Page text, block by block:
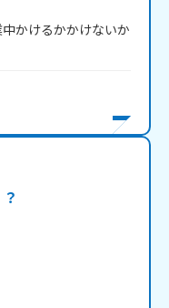
かけるかかけないか